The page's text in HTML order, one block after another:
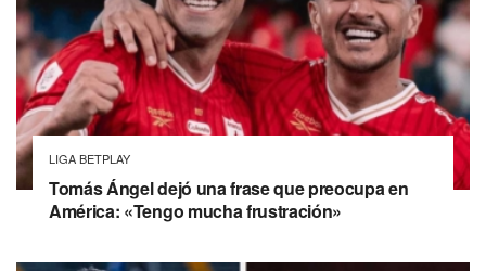
LIGA BETPLAY
Tomás Ángel dejó una frase que preocupa en
América: «Tengo mucha frustración»